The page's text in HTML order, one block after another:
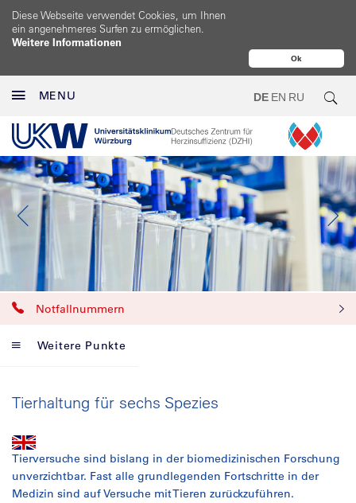
Ok
Diese Webseite verwendet Cookies, um Ihnen
ein angenehmeres Surfen zu ermöglichen.
Weitere Informationen
MENU DE EN RU
Notfallnummern
Weitere Punkte
Tierhaltung für sechs Spezies
Tierversuche sind bislang in der biomedizinischen Forschung
unverzichtbar. Fast alle grundlegenden Fortschritte in der
Medizin sind auf Versuche mit Tieren zurückzuführen.